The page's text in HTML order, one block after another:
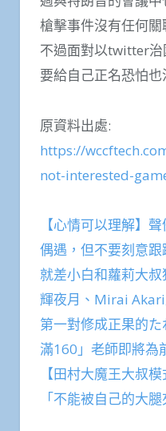
槍擊事件沒有任何關
不過面對以twitter治
要給自己正名恐怕
原資料出處:
https://
not-interested-
【心情可以理解】
偶遇，但不要刻意跟
就差小白和蘿莉大
輝夜月、Mirai
第一對修成正果的
滿160」老師即將為
【田村大魔王大叔
「不能被自己的大腿